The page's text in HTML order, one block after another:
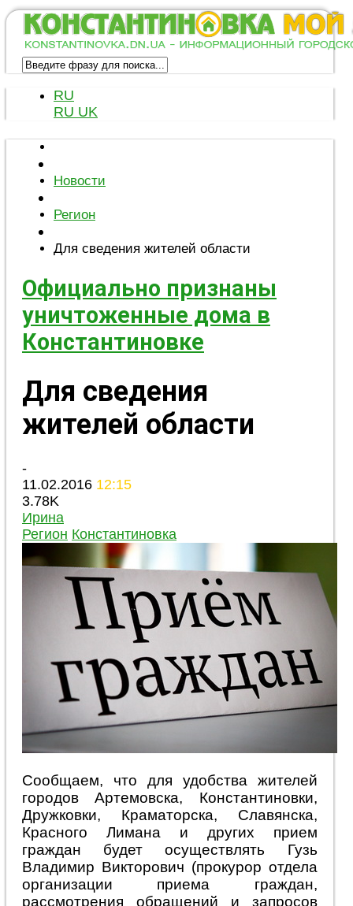
RU
RU UK
Новости
Регион
Для сведения жителей области
Официально признаны
уничтоженные дома в
Константиновке
Для сведения
жителей области
-
11.02.2016 12:15
3.78K
Ирина
Регион Константиновка
Сообщаем, что для удобства жителей
городов Артемовска, Константиновки,
Дружковки, Краматорска, Славянска,
Красного Лимана и других прием
граждан будет осуществлять Гузь
Владимир Викторович (прокурор отдела
организации приема граждан,
рассмотрения обращений и запросов